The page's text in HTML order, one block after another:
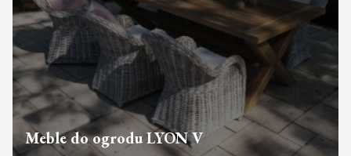
Meble do ogrodu LYON V